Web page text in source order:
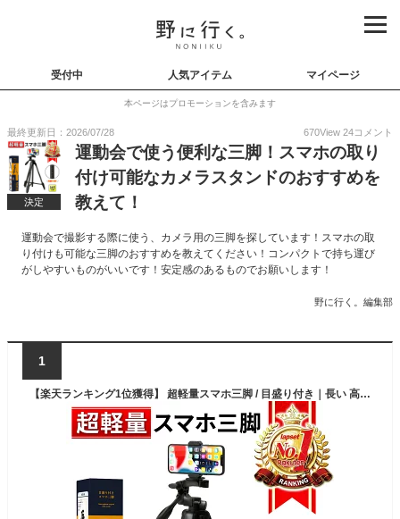
受付中 人気アイテム マイページ
本ページはプロモーションを含みます
最終更新日：2026/07/28 670View 24コメント
決定
運動会で使う便利な三脚！スマホの取り
付け可能なカメラスタンドのおすすめを
教えて！
運動会で撮影する際に使う、カメラ用の三脚を探しています！スマホの取
り付けも可能な三脚のおすすめを教えてください！コンパクトで持ち運び
がしやすいものがいいです！安定感のあるものでお願いします！
野に行く。編集部
1
【楽天ランキング1位獲得】 超軽量スマホ三脚 / 目盛り付き｜長い 高い スマホスタンド スマホ三脚 三脚スタンド スマホ iphone Android 軽量 コンパクト 収納袋付き 145cm 送料無料